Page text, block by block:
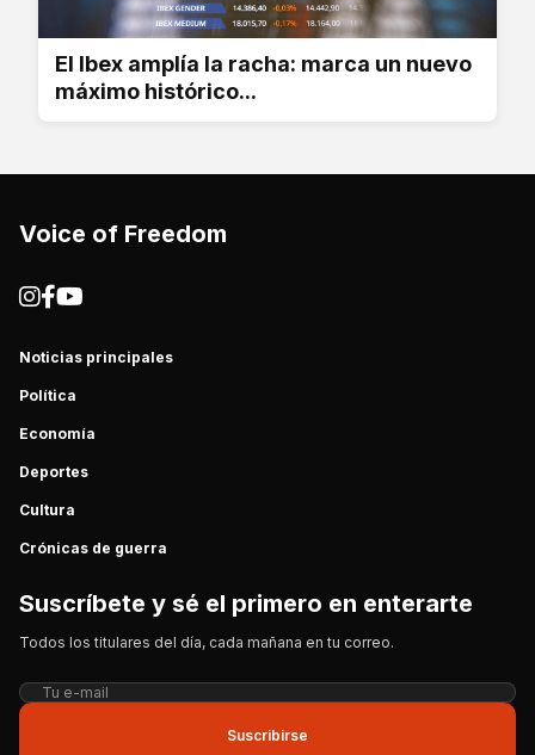
El Ibex amplía la racha: marca un nuevo
máximo histórico...
Voice of Freedom
Noticias principales
Política
Economía
Deportes
Cultura
Crónicas de guerra
Suscríbete y sé el primero en enterarte
Todos los titulares del día, cada mañana en tu correo.
Suscribirse